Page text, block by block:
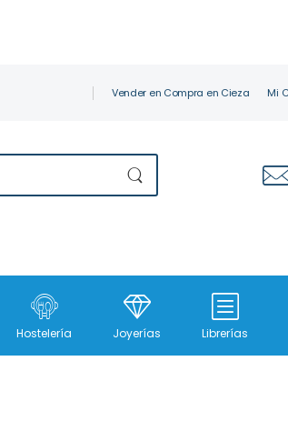
Vender en Compra en Cieza Mi
Hostelería Joyerías Librerías